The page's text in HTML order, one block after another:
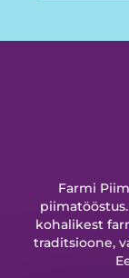
Farmi
kohalikest
traditsioone,